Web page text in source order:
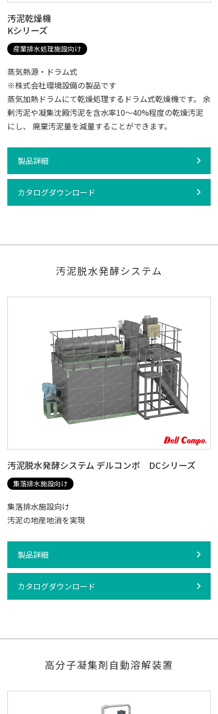
汚泥乾燥機
Kシリーズ
産業排水処理施設向け
蒸気熱源・ドラム式
※株式会社環境設備の製品です
蒸気加熱ドラムにて乾燥処理するドラム式乾燥機です。 余
剰汚泥や凝集沈殿汚泥を含水率10～40%程度の乾燥汚泥
にし、 廃棄汚泥量を減量することができます。
製品詳細
カタログダウンロード
汚泥脱水発酵システム
汚泥脱水発酵システム デルコンポ DCシリーズ
集落排水施設向け
集落排水施設向け
汚泥の地産地消を実現
製品詳細
カタログダウンロード
高分子凝集剤自動溶解装置